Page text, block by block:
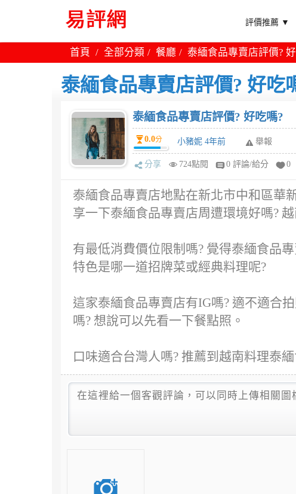
評價推薦 ▼
首頁 全部分類 餐廳 泰緬食品專賣店評價?
泰緬食品專賣店評價? 好吃
泰緬食品專賣店評價? 好吃嗎?
0.0分 小豬妮 4年前 舉報
分享 724點閱 0 評論/給分 0
泰緬食品專賣店地點在新北市中和區華
享一下泰緬食品專賣店周遭環境好嗎?
有最低消費價位限制嗎? 覺得泰緬食品
特色是哪一道招牌菜或經典料理呢?
這家泰緬食品專賣店有IG嗎? 適不適合
嗎? 想說可以先看一下餐點照。
口味適合台灣人嗎? 推薦到越南料理泰